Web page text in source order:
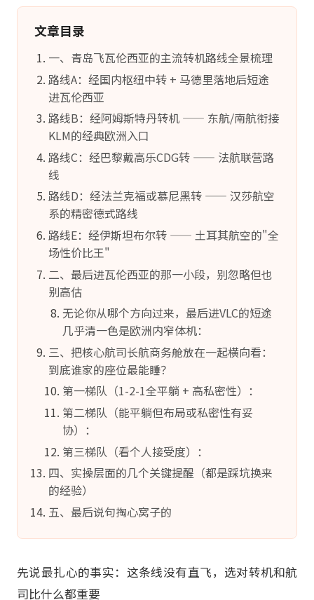
文章目录
一、青岛飞瓦伦西亚的主流转机路线全景梳理
路线A：经国内枢纽中转 + 马德里落地后短途
进瓦伦西亚
路线B：经阿姆斯特丹转机 —— 东航/南航衔接
KLM的经典欧洲入口
路线C：经巴黎戴高乐CDG转 —— 法航联营路
线
路线D：经法兰克福或慕尼黑转 —— 汉莎航空
系的精密德式路线
路线E：经伊斯坦布尔转 —— 土耳其航空的"全
场性价比王"
二、最后进瓦伦西亚的那一小段，别忽略但也
别高估
无论你从哪个方向过来，最后进VLC的短途
几乎清一色是欧洲内窄体机：
三、把核心航司长航商务舱放在一起横向看：
到底谁家的座位最能睡？
第一梯队（1-2-1全平躺 + 高私密性）：
第二梯队（能平躺但布局或私密性有妥
协）：
第三梯队（看个人接受度）：
四、实操层面的几个关键提醒（都是踩坑换来
的经验）
五、最后说句掏心窝子的
先说最扎心的事实：这条线没有直飞，选对转机和航
司比什么都重要